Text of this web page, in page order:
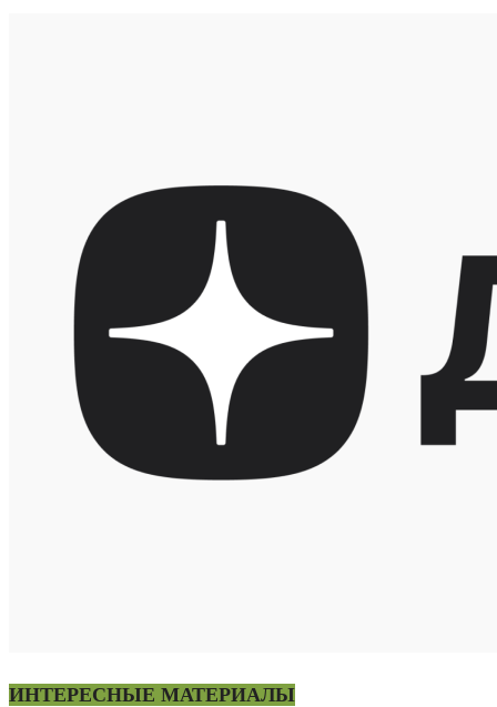
ИНТЕРЕСНЫЕ МАТЕРИАЛЫ